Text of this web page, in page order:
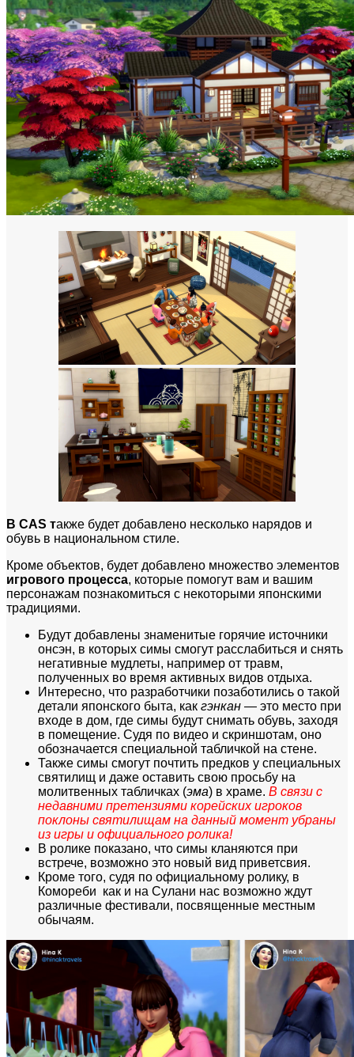
В CAS также будет добавлено несколько нарядов и
обувь в национальном стиле.
Кроме объектов, будет добавлено множество элементов
игрового процесса, которые помогут вам и вашим
персонажам познакомиться с некоторыми японскими
традициями.
Будут добавлены знаменитые горячие источники
онсэн, в которых симы смогут расслабиться и снять
негативные мудлеты, например от травм,
полученных во время активных видов отдыха.
Интересно, что разработчики позаботились о такой
детали японского быта, как гэнкан — это место при
входе в дом, где симы будут снимать обувь, заходя
в помещение. Судя по видео и скриншотам, оно
обозначается специальной табличкой на стене.
Также симы смогут почтить предков у специальных
святилищ и даже оставить свою просьбу на
молитвенных табличках (эма) в храме. В связи с
недавними претензиями корейских игроков
поклоны святилищам на данный момент убраны
из игры и официального ролика!
В ролике показано, что симы кланяются при
встрече, возможно это новый вид приветсвия.
Кроме того, судя по официальному ролику, в
Комореби как и на Сулани нас возможно ждут
различные фестивали, посвященные местным
обычаям.